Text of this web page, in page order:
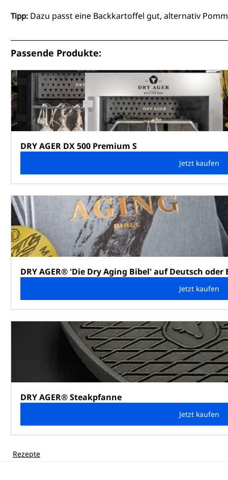
Tipp: Dazu passt eine Backkartoffel gut, alternativ
Passende Produkte:
DRY AGER DX 500 Premium S
Jetzt kaufen
DRY AGER® 'Die Dry Aging Bibel' auf Deutsch oder
Jetzt kaufen
DRY AGER® Steakpfanne
Jetzt kaufen
Rezepte